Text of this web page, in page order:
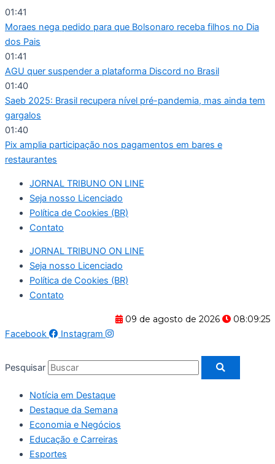
Ir
para
o
conteúdo
01:41
Moraes nega pedido para que Bolsonaro receba filhos no Dia
dos Pais
01:41
AGU quer suspender a plataforma Discord no Brasil
01:40
Saeb 2025: Brasil recupera nível pré-pandemia, mas ainda tem
gargalos
01:40
Pix amplia participação nos pagamentos em bares e
restaurantes
JORNAL TRIBUNO ON LINE
Seja nosso Licenciado
Política de Cookies (BR)
Contato
JORNAL TRIBUNO ON LINE
Seja nosso Licenciado
Política de Cookies (BR)
Contato
09 de agosto de 2026
08:09:26
Facebook
Instagram
Pesquisar
Notícia em Destaque
Destaque da Semana
Economia e Negócios
Educação e Carreiras
Esportes